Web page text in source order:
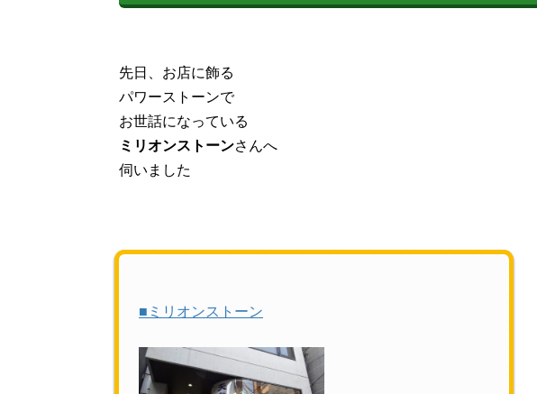
先日、お店に飾る
パワーストーンで
お世話になっている
ミリオンストーンさんへ
伺いました
■ミリオンストーン